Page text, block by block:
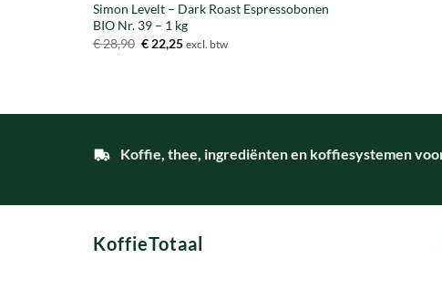
Simon Levelt – Dark Roast Espressobonen
BIO Nr. 39 – 1 kg
€28,90 Oorspronkelijke
prijs
€ 22,25Huidige
excl. btw
Koffie, thee, ingrediënten en koffiesystemen
KoffieTotaal